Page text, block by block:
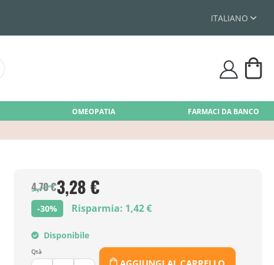
ITALIANO
user
OMEOPATIA FARMACI DA BANCO
4,70 €3,28 €
-30% Risparmia: 1,42 €
Disponibile
Qtà